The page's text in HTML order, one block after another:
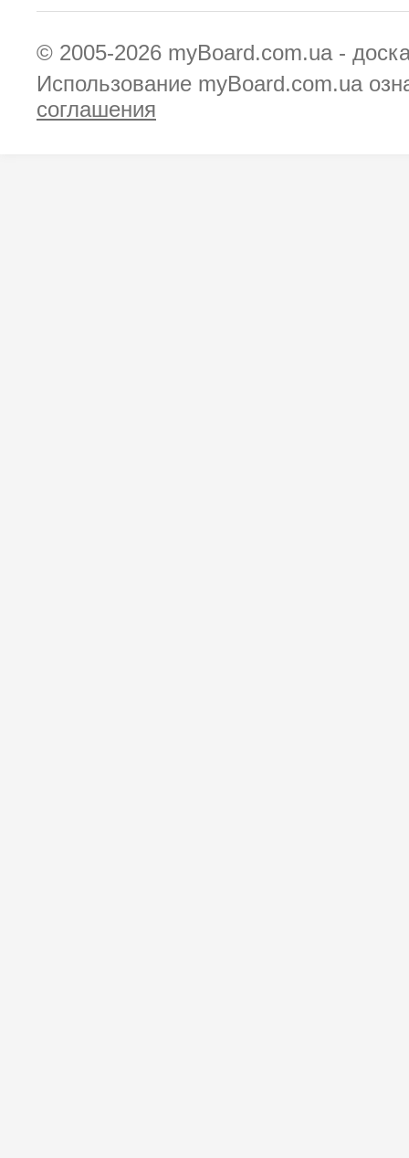
© 2005-2026 myBoard.com.ua -
Использование myBoard.com.ua
соглашения